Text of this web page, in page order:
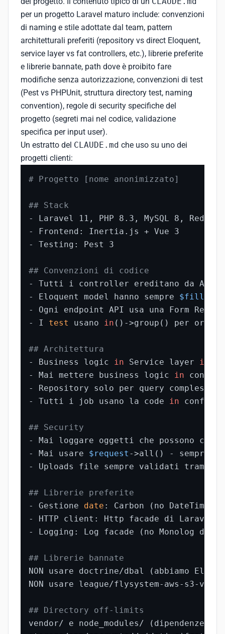
per un progetto Laravel maturo include: convenzioni
di naming e stile adottate dal team, pattern
architetturali preferiti (repository vs direct Eloquent,
service layer vs fat controllers, etc.), librerie preferite
e librerie bannate, path dove è proibito fare
modifiche senza autorizzazione, convenzioni di test
(Pest vs PHPUnit, struttura directory test, naming
convention), regole di security specifiche del
progetto (segreti mai nel codice, validazione
specifica per input user).
Un estratto del CLAUDE.md che uso su uno dei
progetti clienti:
# Progetto [nome anonimizzato]
## Stack
- Laravel 11, PHP 8.3, MySQL 8, Redis 7
- Frontend: Inertia.js + Vue 3
- Testing: Pest 3
## Convenzioni di codice
- Tutti i controller ereditano da
- Eloquent model hanno sempre $fillable
- Ogni endpoint API usa una Form
- I test usano in ()->group() per
## Architettura
- Business logic in Service layer in
- Mai mettere business logic in
- Repository solo per query complesse,
- Tutti i job usano la code in config/
## Security
- Mai loggare oggetti che possono
- Mai usare $request ->all() - sempre
- Uploads file sempre validati tramite
## Librerie preferite
- Gestione date : Carbon (no DateTime
- HTTP client: Http facade di Laravel
- Logging: Log facade (no Monolog
## Librerie bannate
NON usare doctrine/dbal (abbiamo
NON usare league/flysystem-aws-s3-v3
## Directory off-limits
vendor/ e node_modules/ (dipendenze,